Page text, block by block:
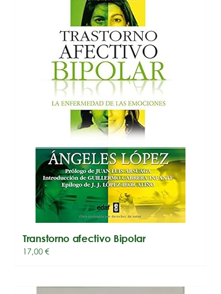
Transtorno afectivo Bipolar
17,00€